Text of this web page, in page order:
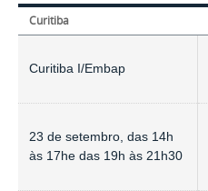
Curitiba
Curitiba I/Embap
23 de setembro, das 14h
às 17he das 19h às 21h30